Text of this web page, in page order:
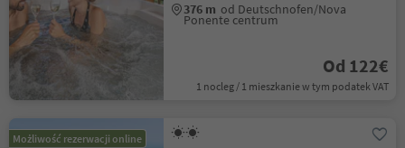
376 m od Deutschnofen/Nova
Ponente centrum
Od 122€
1 nocleg / 1 mieszkanie w tym podatek VAT
Możliwość rezerwacji online